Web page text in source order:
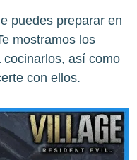
puedes preparar en
mostramos los
así como
con ellos.